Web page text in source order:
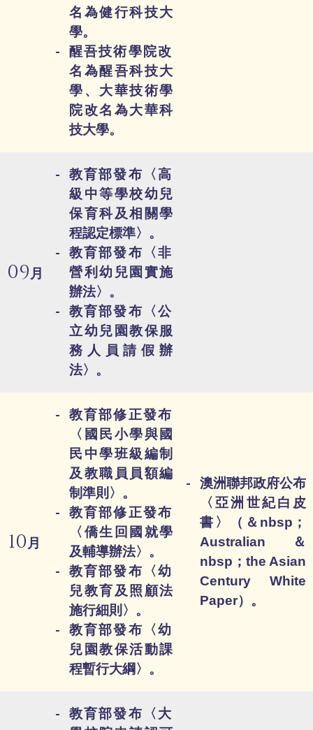
名為健行科技大
學。
醒吾技術學院改
名為醒吾科技大
學、大華技術學
院改名為大華科
技大學。
09 月
教育部發布〈高
級中等學校幼兒
保育科及相關學
程認定標準〉。
教育部發布〈非
營利幼兒園實施
辦法〉。
教育部發布〈公
立幼兒園教保服
務人員請假辦
法〉。
10 月
教育部修正發布
〈國民小學與國
民中學班級編制
及教職員員額編
制準則〉。
教育部修正發布
〈僑生回國就學
及輔導辦法〉。
教育部發布〈幼
兒教育及照顧法
施行細則〉。
教育部發布〈幼
兒園教保活動課
程暫行大綱〉。
澳洲聯邦政府公布
〈亞洲世紀白皮
書〉（＆nbsp；
Australian＆
nbsp；the Asian
Century White
Paper）。
教育部發布〈大